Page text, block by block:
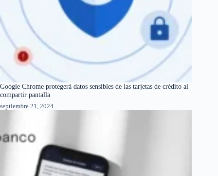
Google Chrome protegerá datos sensibles de las tarjetas de crédito al
compartir pantalla
septiembre 21, 2024